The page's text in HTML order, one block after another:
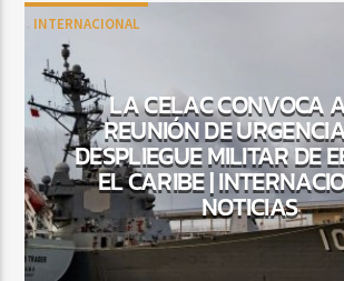
INTERNACIONAL
LA CELAC CONVOCA
REUNIÓN DE
DESPLIEGUE MILITAR DE
EL CARIBE |
NOTICIAS